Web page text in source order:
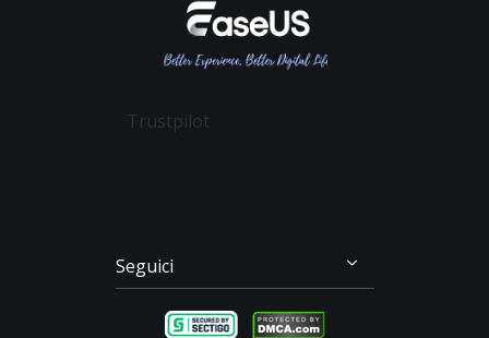
Termini & Condizioni
Recupero Dati Scheda SD
Recupero dei File su Mac
Trustpilot
Seguici
  